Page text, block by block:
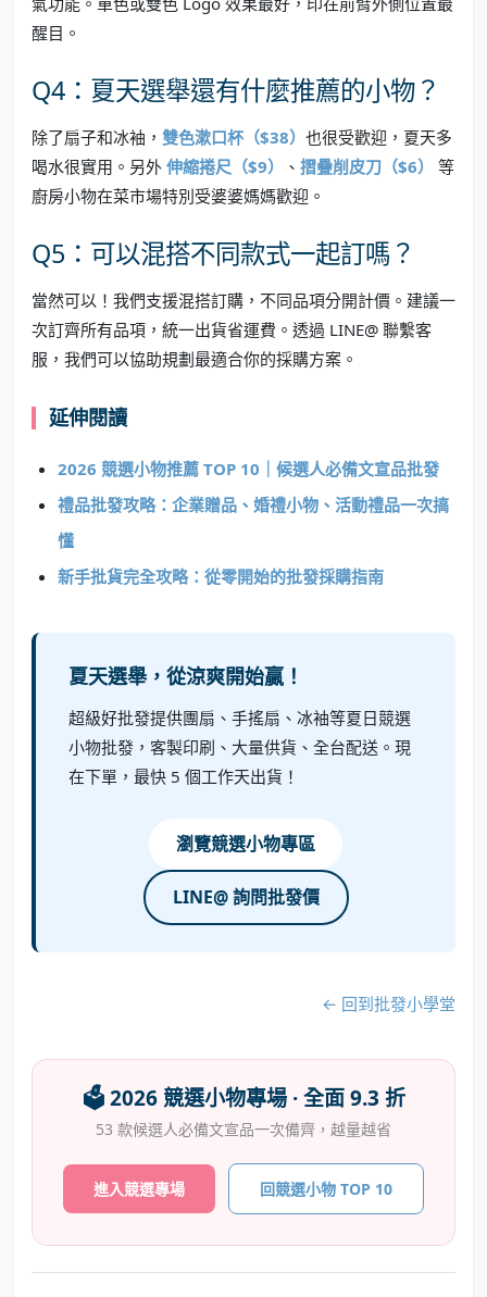
醒目。
Q4：夏天選舉還有什麼推薦的小物？
除了扇子和冰袖， 雙色漱口杯（$38） 也很受歡迎，夏天多
喝水很實用。另外 伸縮捲尺（$9） 、 摺疊削皮刀（$6）
等
廚房小物在菜市場特別受婆婆媽媽歡迎。
Q5：可以混搭不同款式一起訂嗎？
當然可以！我們支援混搭訂購，不同品項分開計價。建議一
次訂齊所有品項，統一出貨省運費。透過 LINE@ 聯繫客
服，我們可以協助規劃最適合你的採購方案。
延伸閱讀
2026 競選小物推薦 TOP 10｜候選人必備文宣品批發
禮品批發攻略：企業贈品、婚禮小物、活動禮品一次搞
懂
新手批貨完全攻略：從零開始的批發採購指南
夏天選舉，從涼爽開始贏！
超級好批發提供團扇、手搖扇、冰袖等夏日競選
小物批發，客製印刷、大量供貨、全台配送。現
在下單，最快 5 個工作天出貨！
瀏覽競選小物專區
LINE@ 詢問批發價
← 回到批發小學堂
🗳️ 2026 競選小物專場 · 全面 9.3 折
53 款候選人必備文宣品一次備齊，越量越省
進入競選專場 回競選小物 TOP 10